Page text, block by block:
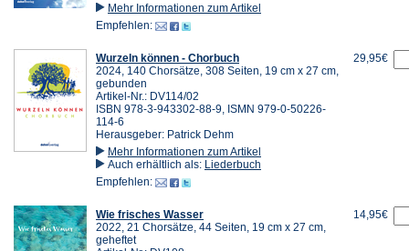
Mehr Informationen zum Artikel
Empfehlen:
Wurzeln können - Chorbuch
2024, 140 Chorsätze, 308 Seiten, 19 cm x 27 cm,
gebunden
Artikel-Nr.: DV114/02
ISBN 978-3-943302-88-9, ISMN 979-0-50226-
114-6
Herausgeber: Patrick Dehm
Mehr Informationen zum Artikel
Auch erhältlich als: Liederbuch
Empfehlen:
29,95€
Wie frisches Wasser
2022, 21 Chorsätze, 44 Seiten, 19 cm x 27 cm,
geheftet
14,95€